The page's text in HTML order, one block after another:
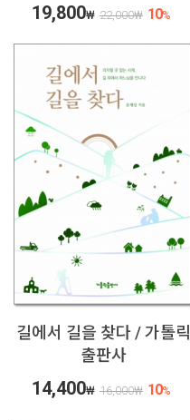
19,800₩ 22,000₩ 10%
길에서 길을 찾다 / 가톨릭
출판사
14,400₩ 16,000₩ 10%